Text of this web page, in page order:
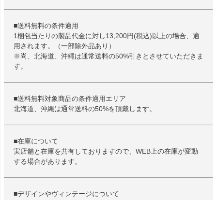
■送料無料の条件適用
1梱包当たりの製品代金に対し13,200円(税込)以上の場合、適
用されます。（一部除外品あり）
※尚、北海道、沖縄は通常送料の50%引きとさせていただきま
す。
■送料無料対象商品の条件適用エリア
北海道、沖縄は通常送料の50%を頂戴します。
■在庫について
実店舗と在庫を共有しておりますので、WEB上の在庫が変動
する場合があります。
■デザインやヴィンテージについて